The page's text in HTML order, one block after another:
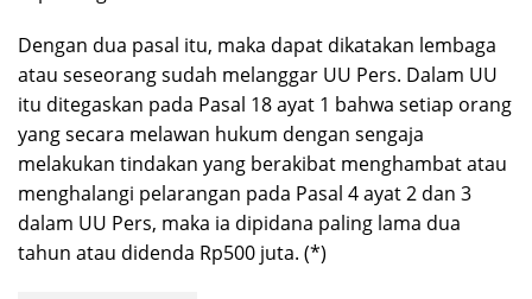
Dengan dua pasal itu, maka dapat dikatakan lembaga
atau seseorang sudah melanggar UU Pers. Dalam UU
itu ditegaskan pada Pasal 18 ayat 1 bahwa setiap orang
yang secara melawan hukum dengan sengaja
melakukan tindakan yang berakibat menghambat atau
menghalangi pelarangan pada Pasal 4 ayat 2 dan 3
dalam UU Pers, maka ia dipidana paling lama dua
tahun atau didenda Rp500 juta. (*)